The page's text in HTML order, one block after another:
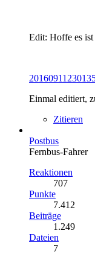
Edit: Hoffe es ist
Einmal editiert,
Zitieren
Postbus
Fernbus-Fahrer
Reaktionen
707
Punkte
7.412
Beiträge
1.249
Dateien
7